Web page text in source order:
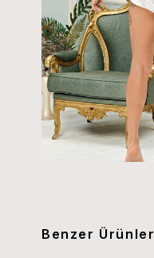
Benzer Ürünler